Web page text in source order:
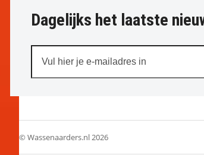
Dagelijks het laatste
hier
je
in
© Wassenaarders.nl 2026